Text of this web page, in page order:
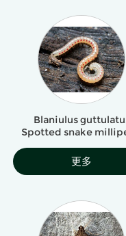
Blaniulus
Spotted snake
更多